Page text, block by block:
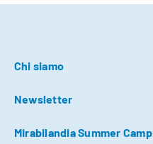
Chi siamo
Newsletter
Mirabilandia Summer Camp